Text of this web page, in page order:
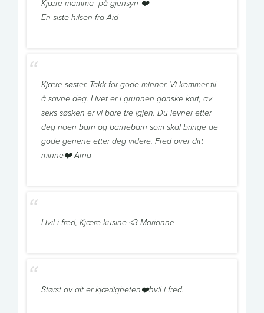
Kjære mamma- på gjensyn ❤️
En siste hilsen fra Aid
Kjære søster. Takk for gode minner. Vi kommer til
å savne deg. Livet er i grunnen ganske kort, av
seks søsken er vi bare tre igjen. Du levner etter
deg noen barn og barnebarn som skal bringe de
gode genene etter deg videre. Fred over ditt
minne❤️ Arna
Hvil i fred, Kjære kusine <3 Marianne
Størst av alt er kjærligheten❤️hvil i fred.